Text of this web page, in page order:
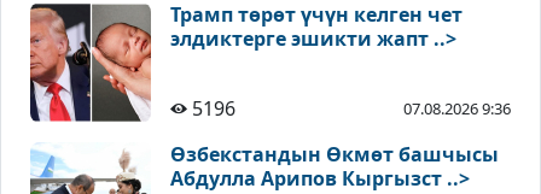
Трамп төрөт үчүн келген чет
элдиктерге эшикти жапт ..>
5196 07.08.2026 9:36
Өзбекстандын Өкмөт башчысы
Абдулла Арипов Кыргызст ..>